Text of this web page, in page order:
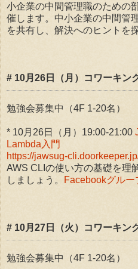
小企業の中間管理職のための
催します。中小企業の中間管
を共有し、解決へのヒントを
# 10月26日（月）コワーキ
勉強会募集中（4F 1-20名）
* 10月26日（月）19:00-21:00
Lambda入門
https://jawsug-
AWS CLIの使い方の基礎を理
しましょう。
Facebookグルー
# 10月27日（火）コワーキ
勉強会募集中（4F 1-20名）